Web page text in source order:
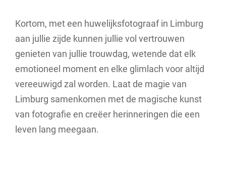
Kortom, met een huwelijksfotograaf in Limburg
aan jullie zijde kunnen jullie vol vertrouwen
genieten van jullie trouwdag, wetende dat elk
emotioneel moment en elke glimlach voor altijd
vereeuwigd zal worden. Laat de magie van
Limburg samenkomen met de magische kunst
van fotografie en creëer herinneringen die een
leven lang meegaan.